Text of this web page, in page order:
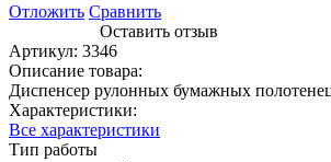
Отложить Сравнить
Оставить отзыв
Артикул: 3346
Описание товара:
Диспенсер рулонных бумажных
Характеристики:
Все характеристики
Тип работы